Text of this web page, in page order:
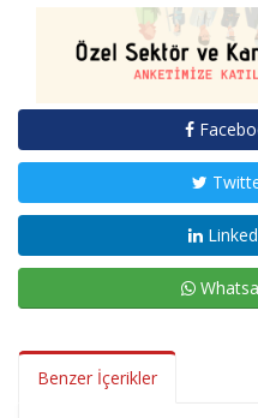
Benzer İçerikler